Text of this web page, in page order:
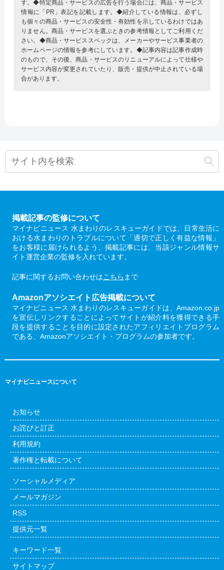
す。◆特定商品・サービスの広告を行う場合には、商品・サービス
情報に「PR」表記を記載します。◆紹介している情報は、必ずし
も個々の商品・サービスの安全性・有効性を示しているわけではあ
りません。商品・サービスを選ぶときの参考情報としてご利用くだ
さい。◆商品・サービススペックは、メーカーやサービス事業者の
ホームページの情報を参考にしています。◆記事内容は記事作成時
のもので、その後、商品・サービスのリニューアルによって仕様や
サービス内容が変更されていたり、販売・提供が中止されている場
合があります。
掲載記事の監修について
マイナビニュース 水まわりのレスキューガイドでは、日常生活に
おける水まわりのトラブルについて「適切で正しく有益な情報」
をお客様に届けられるよう、掲載記事には、当該ジャンル情報サ
イト運営企業の監修を入れています。
記事に関するお問い合わせはこちら まで
Amazonアソシエイト広告掲載について
マイナビニュース 水まわりのレスキューガイドは、Amazon.co.jp
を宣伝しリンクすることによってサイトが紹介料を獲得できる手
段を提供することを目的に設定されたアフィリエイトプログラム
である、Amazonアソシエイト・プログラムの参加者です。
マイナビニュースについて
お知らせ
お詫びと訂正
利用規約
著作権と転載について
ソーシャルメディア
メールマガジン
RSS
提供元一覧
キーワード一覧
サイトマップ